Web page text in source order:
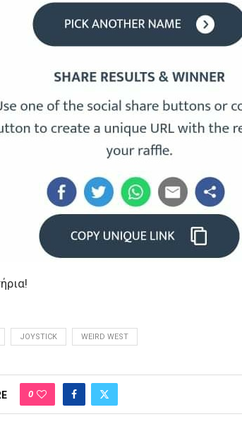
JOYSTICK WEIRD WEST
0